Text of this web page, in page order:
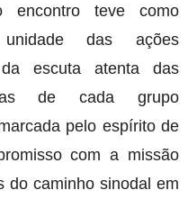
encontro teve como
das ações
escuta atenta das
de cada grupo
pelo espírito de
com a missão
do caminho sinodal em